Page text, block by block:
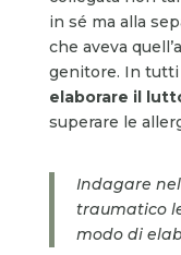
in sé ma alla
che aveva
genitore. In tutti
elaborare il
superare le
Indagare
traumatico
modo di